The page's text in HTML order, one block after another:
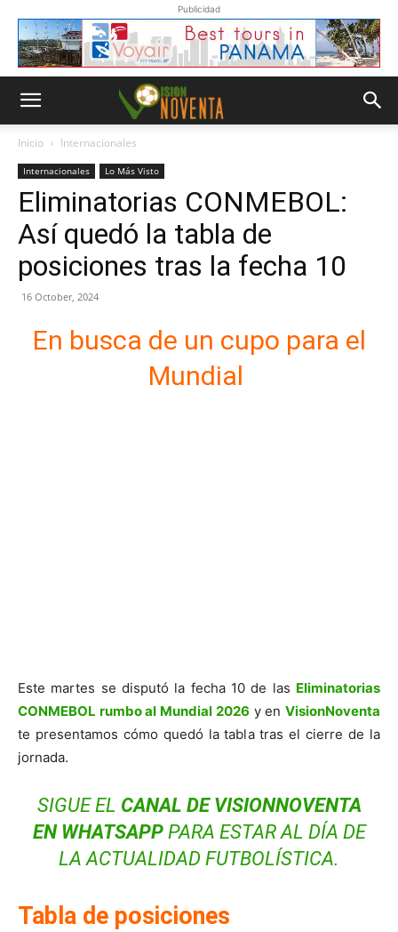
Publicidad
Inicio Internacionales
Internacionales Lo Más Visto
Eliminatorias CONMEBOL:
Así quedó la tabla de
posiciones tras la fecha 10
16 October, 2024
En busca de un cupo para el
Mundial
Este martes se disputó la fecha 10 de las Eliminatorias
CONMEBOL rumbo al Mundial 2026 y enVisionNoventa
te presentamos cómo quedó la tabla tras el cierre de la
jornada.
SIGUE EL CANAL DE VISIONNOVENTA
EN WHATSAPPPARA ESTAR AL DÍA DE
LA ACTUALIDAD FUTBOLÍSTICA.
Tabla de posiciones